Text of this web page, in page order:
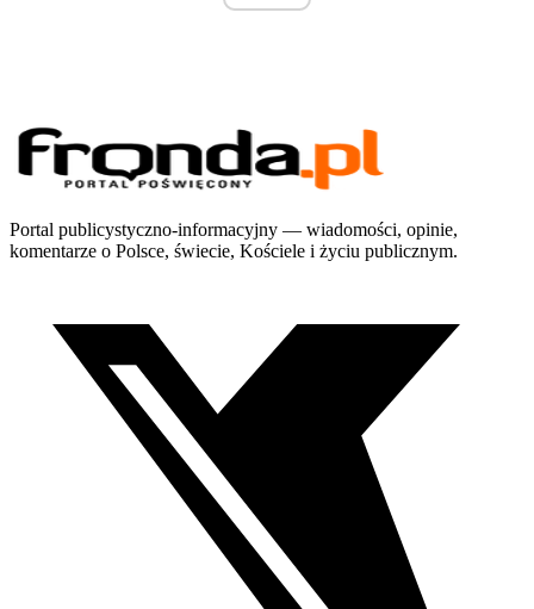
Portal publicystyczno-informacyjny — wiadomości, opinie,
komentarze o Polsce, świecie, Kościele i życiu publicznym.